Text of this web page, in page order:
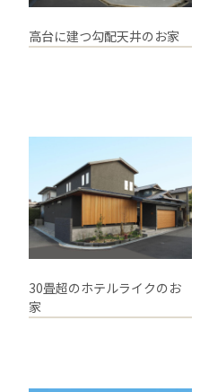
高台に建つ勾配天井のお家
30畳超のホテルライクのお
家